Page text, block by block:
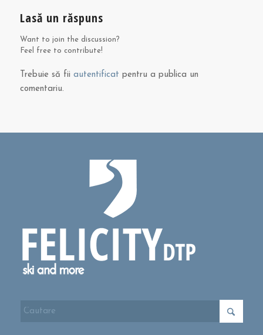
Lasă un răspuns
Want to join the discussion?
Feel free to contribute!
Trebuie să fii autentificat pentru a publica un
comentariu.